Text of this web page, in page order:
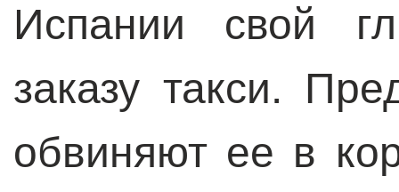
Испании свой
заказу такси.
обвиняют ее в